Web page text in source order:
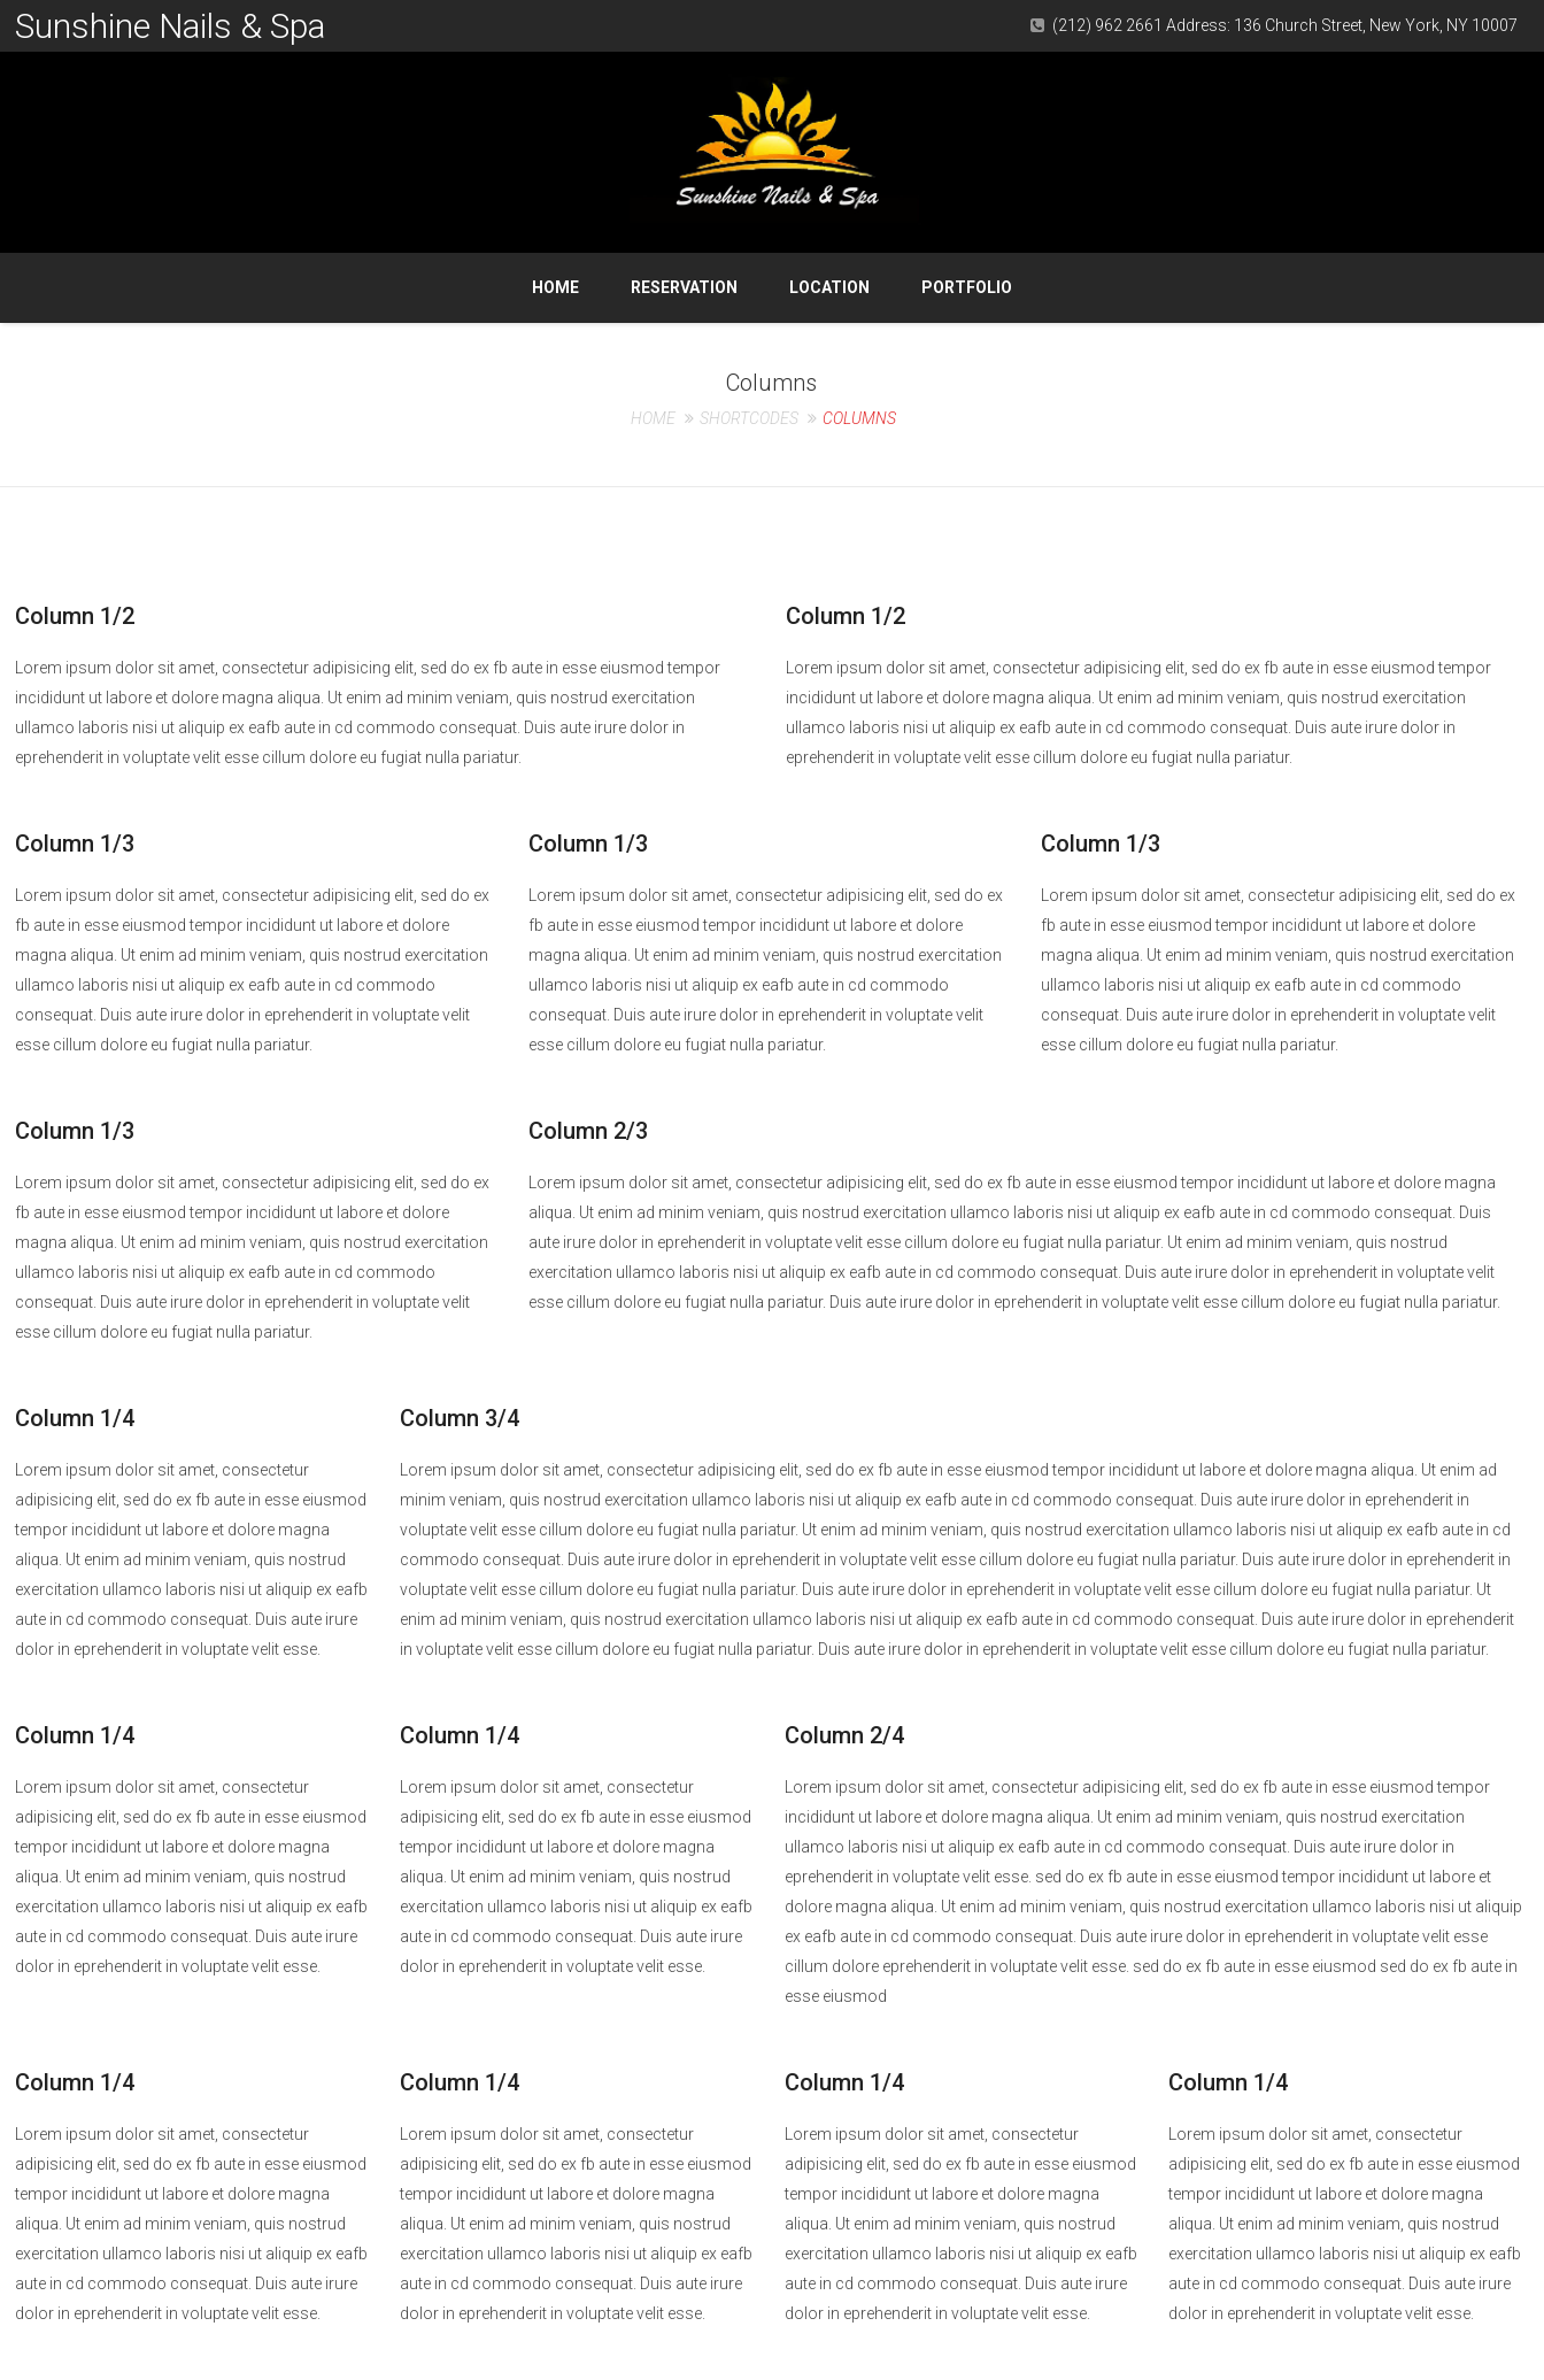
Sunshine Nails & Spa (212) 962 2661 Address: 136 Church Street, New York, NY 10007
HOME RESERVATION LOCATION PORTFOLIO
Columns
HOME SHORTCODES COLUMNS
Column 1/2
Lorem ipsum dolor sit amet, consectetur adipisicing elit, sed do ex fb aute in esse eiusmod tempor
incididunt ut labore et dolore magna aliqua. Ut enim ad minim veniam, quis nostrud exercitation
ullamco laboris nisi ut aliquip ex eafb aute in cd commodo consequat. Duis aute irure dolor in
eprehenderit in voluptate velit esse cillum dolore eu fugiat nulla pariatur.
Column 1/2
Lorem ipsum dolor sit amet, consectetur adipisicing elit, sed do ex fb aute in esse eiusmod tempor
incididunt ut labore et dolore magna aliqua. Ut enim ad minim veniam, quis nostrud exercitation
ullamco laboris nisi ut aliquip ex eafb aute in cd commodo consequat. Duis aute irure dolor in
eprehenderit in voluptate velit esse cillum dolore eu fugiat nulla pariatur.
Column 1/3
Lorem ipsum dolor sit amet, consectetur adipisicing elit, sed do ex
fb aute in esse eiusmod tempor incididunt ut labore et dolore
magna aliqua. Ut enim ad minim veniam, quis nostrud exercitation
ullamco laboris nisi ut aliquip ex eafb aute in cd commodo
consequat. Duis aute irure dolor in eprehenderit in voluptate velit
esse cillum dolore eu fugiat nulla pariatur.
Column 1/3
Lorem ipsum dolor sit amet, consectetur adipisicing elit, sed do ex
fb aute in esse eiusmod tempor incididunt ut labore et dolore
magna aliqua. Ut enim ad minim veniam, quis nostrud exercitation
ullamco laboris nisi ut aliquip ex eafb aute in cd commodo
consequat. Duis aute irure dolor in eprehenderit in voluptate velit
esse cillum dolore eu fugiat nulla pariatur.
Column 1/3
Lorem ipsum dolor sit amet, consectetur adipisicing elit, sed do ex
fb aute in esse eiusmod tempor incididunt ut labore et dolore
magna aliqua. Ut enim ad minim veniam, quis nostrud exercitation
ullamco laboris nisi ut aliquip ex eafb aute in cd commodo
consequat. Duis aute irure dolor in eprehenderit in voluptate velit
esse cillum dolore eu fugiat nulla pariatur.
Column 1/3
Lorem ipsum dolor sit amet, consectetur adipisicing elit, sed do ex
fb aute in esse eiusmod tempor incididunt ut labore et dolore
magna aliqua. Ut enim ad minim veniam, quis nostrud exercitation
ullamco laboris nisi ut aliquip ex eafb aute in cd commodo
consequat. Duis aute irure dolor in eprehenderit in voluptate velit
esse cillum dolore eu fugiat nulla pariatur.
Column 2/3
Lorem ipsum dolor sit amet, consectetur adipisicing elit, sed do ex fb aute in esse eiusmod tempor incididunt ut labore et dolore magna
aliqua. Ut enim ad minim veniam, quis nostrud exercitation ullamco laboris nisi ut aliquip ex eafb aute in cd commodo consequat. Duis
aute irure dolor in eprehenderit in voluptate velit esse cillum dolore eu fugiat nulla pariatur. Ut enim ad minim veniam, quis nostrud
exercitation ullamco laboris nisi ut aliquip ex eafb aute in cd commodo consequat. Duis aute irure dolor in eprehenderit in voluptate velit
esse cillum dolore eu fugiat nulla pariatur. Duis aute irure dolor in eprehenderit in voluptate velit esse cillum dolore eu fugiat nulla pariatur.
Column 1/4
Lorem ipsum dolor sit amet, consectetur
adipisicing elit, sed do ex fb aute in esse eiusmod
tempor incididunt ut labore et dolore magna
aliqua. Ut enim ad minim veniam, quis nostrud
exercitation ullamco laboris nisi ut aliquip ex eafb
aute in cd commodo consequat. Duis aute irure
dolor in eprehenderit in voluptate velit esse.
Column 3/4
Lorem ipsum dolor sit amet, consectetur adipisicing elit, sed do ex fb aute in esse eiusmod tempor incididunt ut labore et dolore magna aliqua. Ut enim ad
minim veniam, quis nostrud exercitation ullamco laboris nisi ut aliquip ex eafb aute in cd commodo consequat. Duis aute irure dolor in eprehenderit in
voluptate velit esse cillum dolore eu fugiat nulla pariatur. Ut enim ad minim veniam, quis nostrud exercitation ullamco laboris nisi ut aliquip ex eafb aute in cd
commodo consequat. Duis aute irure dolor in eprehenderit in voluptate velit esse cillum dolore eu fugiat nulla pariatur. Duis aute irure dolor in eprehenderit in
voluptate velit esse cillum dolore eu fugiat nulla pariatur. Duis aute irure dolor in eprehenderit in voluptate velit esse cillum dolore eu fugiat nulla pariatur. Ut
enim ad minim veniam, quis nostrud exercitation ullamco laboris nisi ut aliquip ex eafb aute in cd commodo consequat. Duis aute irure dolor in eprehenderit
in voluptate velit esse cillum dolore eu fugiat nulla pariatur. Duis aute irure dolor in eprehenderit in voluptate velit esse cillum dolore eu fugiat nulla pariatur.
Column 1/4
Lorem ipsum dolor sit amet, consectetur
adipisicing elit, sed do ex fb aute in esse eiusmod
tempor incididunt ut labore et dolore magna
aliqua. Ut enim ad minim veniam, quis nostrud
exercitation ullamco laboris nisi ut aliquip ex eafb
aute in cd commodo consequat. Duis aute irure
dolor in eprehenderit in voluptate velit esse.
Column 1/4
Lorem ipsum dolor sit amet, consectetur
adipisicing elit, sed do ex fb aute in esse eiusmod
tempor incididunt ut labore et dolore magna
aliqua. Ut enim ad minim veniam, quis nostrud
exercitation ullamco laboris nisi ut aliquip ex eafb
aute in cd commodo consequat. Duis aute irure
dolor in eprehenderit in voluptate velit esse.
Column 2/4
Lorem ipsum dolor sit amet, consectetur adipisicing elit, sed do ex fb aute in esse eiusmod tempor
incididunt ut labore et dolore magna aliqua. Ut enim ad minim veniam, quis nostrud exercitation
ullamco laboris nisi ut aliquip ex eafb aute in cd commodo consequat. Duis aute irure dolor in
eprehenderit in voluptate velit esse. sed do ex fb aute in esse eiusmod tempor incididunt ut labore et
dolore magna aliqua. Ut enim ad minim veniam, quis nostrud exercitation ullamco laboris nisi ut aliquip
ex eafb aute in cd commodo consequat. Duis aute irure dolor in eprehenderit in voluptate velit esse
cillum dolore eprehenderit in voluptate velit esse. sed do ex fb aute in esse eiusmod sed do ex fb aute in
esse eiusmod
Column 1/4
Lorem ipsum dolor sit amet, consectetur
adipisicing elit, sed do ex fb aute in esse eiusmod
tempor incididunt ut labore et dolore magna
aliqua. Ut enim ad minim veniam, quis nostrud
exercitation ullamco laboris nisi ut aliquip ex eafb
aute in cd commodo consequat. Duis aute irure
dolor in eprehenderit in voluptate velit esse.
Column 1/4
Lorem ipsum dolor sit amet, consectetur
adipisicing elit, sed do ex fb aute in esse eiusmod
tempor incididunt ut labore et dolore magna
aliqua. Ut enim ad minim veniam, quis nostrud
exercitation ullamco laboris nisi ut aliquip ex eafb
aute in cd commodo consequat. Duis aute irure
dolor in eprehenderit in voluptate velit esse.
Column 1/4
Lorem ipsum dolor sit amet, consectetur
adipisicing elit, sed do ex fb aute in esse eiusmod
tempor incididunt ut labore et dolore magna
aliqua. Ut enim ad minim veniam, quis nostrud
exercitation ullamco laboris nisi ut aliquip ex eafb
aute in cd commodo consequat. Duis aute irure
dolor in eprehenderit in voluptate velit esse.
Column 1/4
Lorem ipsum dolor sit amet, consectetur
adipisicing elit, sed do ex fb aute in esse eiusmod
tempor incididunt ut labore et dolore magna
aliqua. Ut enim ad minim veniam, quis nostrud
exercitation ullamco laboris nisi ut aliquip ex eafb
aute in cd commodo consequat. Duis aute irure
dolor in eprehenderit in voluptate velit esse.